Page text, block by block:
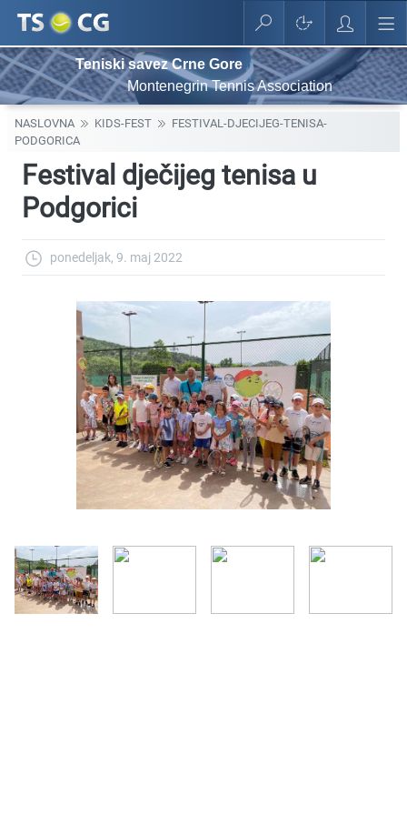
Teniski savez Crne Gore
Montenegrin Tennis Association
NASLOVNA KIDS-FEST
FESTIVAL-DJECIJEG-TENISA-
PODGORICA
Festival dječijeg tenisa u
Podgorici
ponedeljak, 9. maj 2022